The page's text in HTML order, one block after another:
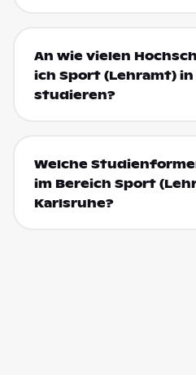
An wie vielen
ich Sport (Lehramt)
studieren?
Welche
im Bereich Sport
Karlsruhe?